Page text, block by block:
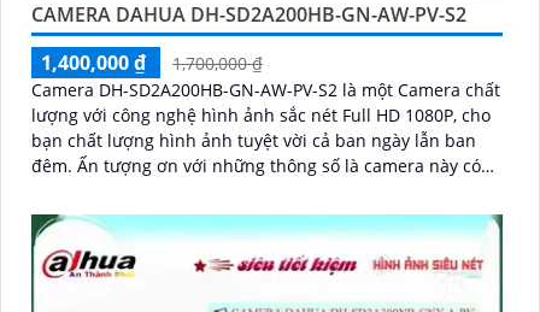
CAMERA DAHUA DH-SD2A200HB-GN-AW-PV-S2
1,400,000 ₫
1,700,000 ₫
Camera DH-SD2A200HB-GN-AW-PV-S2 là một Camera chất
lượng với công nghệ hình ảnh sắc nét Full HD 1080P, cho
bạn chất lượng hình ảnh tuyệt vời cả ban ngày lẫn ban
đêm. Ấn tượng ơn với những thông số là camera này có
cách 30m vào ban đêm